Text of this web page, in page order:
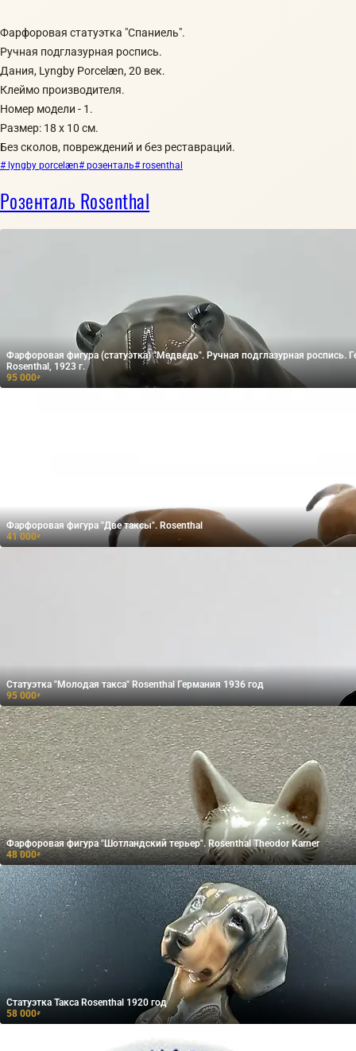
Фарфоровая статуэтка "Спаниель".
Ручная подглазурная роспись.
Дания, Lyngby Porcelæn, 20 век.
Клеймо производителя.
Номер модели - 1.
Размер: 18 х 10 см.
Без сколов, повреждений и без реставраций.
# lyngby porcelæn# розенталь# rosenthal
Розенталь Rosenthal
Фарфоровая фигура (статуэтка) "Медведь". Ручная подглазурная роспись.
Rosenthal, 1923 г.
95 000₽
Фарфоровая фигура "Две таксы". Rosenthal
41 000₽
Статуэтка "Молодая такса" Rosenthal Германия 1936 год
95 000₽
Фарфоровая фигура "Шотландский терьер". Rosenthal Theodor Karner
48 000₽
Статуэтка Такса Rosenthal 1920 год
58 000₽